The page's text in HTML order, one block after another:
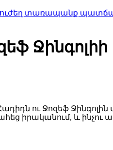
պատճառելու և
ու Ջոզեֆ Ջինգոլին
իրականում, և ինչու